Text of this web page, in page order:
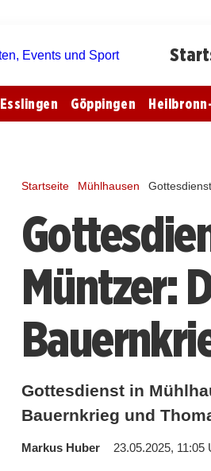
Esslingen Göppingen
Startseite Mühlhausen
Müntzer:
Gottesdienst in
Bauernkrieg und
Markus Huber 23.05.2025, 11:05